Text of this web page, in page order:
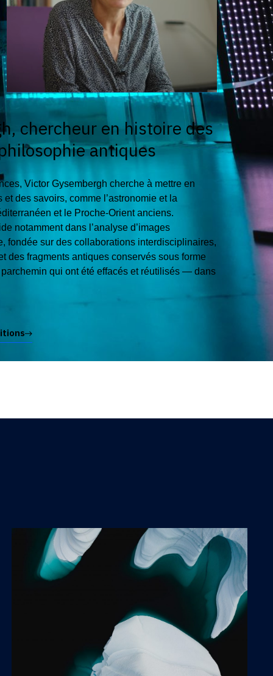
chercheur en histoire des
antiques
Victor Gysembergh cherche à mettre en
des savoirs, comme l’astronomie et la
et le Proche-Orient anciens.
notamment dans l’analyse d’images
fondée sur des collaborations interdisciplinaires,
des fragments antiques conservés sous forme
qui ont été effacés et réutilisés — dans